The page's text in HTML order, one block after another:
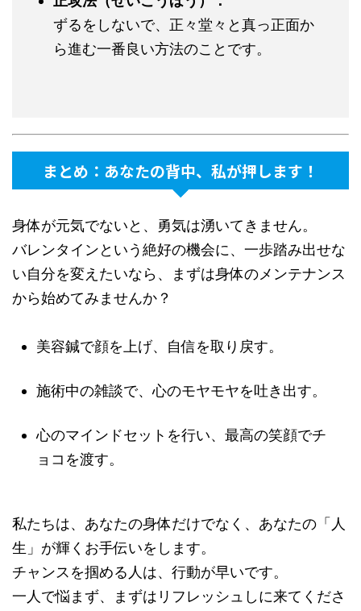
ずるをしないで、正々堂々と真っ正面か
ら進む一番良い方法のことです。
まとめ：あなたの背中、私が押します！
身体が元気でないと、勇気は湧いてきません。
バレンタインという絶好の機会に、一歩踏み出せな
い自分を変えたいなら、まずは身体のメンテナンス
から始めてみませんか？
美容鍼で顔を上げ、自信を取り戻す。
施術中の雑談で、心のモヤモヤを吐き出す。
心のマインドセットを行い、最高の笑顔でチ
ョコを渡す。
私たちは、あなたの身体だけでなく、あなたの「人
生」が輝くお手伝いをします。
チャンスを掴める人は、行動が早いです。
一人で悩まず、まずはリフレッシュしに来てくださ